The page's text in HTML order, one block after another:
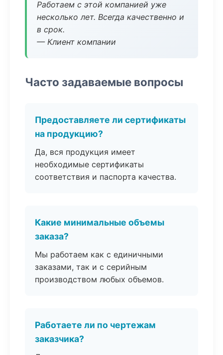
Работаем с этой компанией уже
несколько лет. Всегда качественно и
в срок.
— Клиент компании
Часто задаваемые вопросы
Предоставляете ли сертификаты
на продукцию?
Да, вся продукция имеет
необходимые сертификаты
соответствия и паспорта качества.
Какие минимальные объемы
заказа?
Мы работаем как с единичными
заказами, так и с серийным
производством любых объемов.
Работаете ли по чертежам
заказчика?